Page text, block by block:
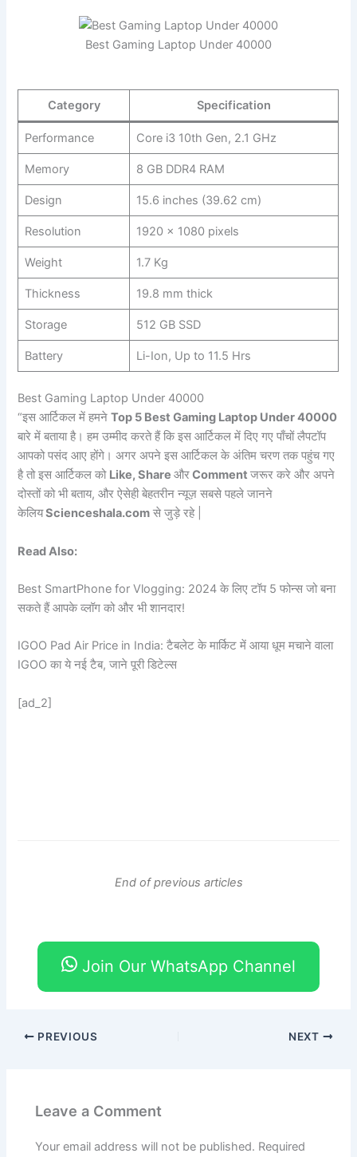
Best Gaming Laptop Under 40000
Category Specification
Performance Core i3 10th Gen, 2.1 GHz
Memory 8 GB DDR4 RAM
Design 15.6 inches (39.62 cm)
Resolution 1920 x 1080 pixels
Weight 1.7 Kg
Thickness 19.8 mm thick
Storage 512 GB SSD
Battery Li-Ion, Up to 11.5 Hrs
Best Gaming Laptop Under 40000
“इस आर्टिकल में हमनेTop 5 Best Gaming Laptop Under 40000
बारे में बताया है। हम उम्मीद करते हैं कि इस आर्टिकल में दिए गए पाँचों लैपटॉप
आपको पसंद आए होंगे। अगर अपने इस आर्टिकल के अंतिम चरण तक पहुंच गए
है तो इस आर्टिकल को Like, ShareऔरCommentजरूर करे और अपने
दोस्तों को भी बताय, और ऐसेही बेहतरीन न्यूज़ सबसे पहले जानने
केलियScienceshala.com से जुड़े रहे |
Read Also:
Best SmartPhone for Vlogging: 2024 के लिए टॉप 5 फोन्स जो बना
सकते हैं आपके व्लॉग को और भी शानदार!
IGOO Pad Air Price in India: टैबलेट के मार्किट में आया धूम मचाने वाला
IGOO का ये नई टैब, जाने पूरी डिटेल्स
[ad_2]
End of previous articles
Join Our WhatsApp Channel
PREVIOUS NEXT
Leave a Comment
Your email address will not be published. Required